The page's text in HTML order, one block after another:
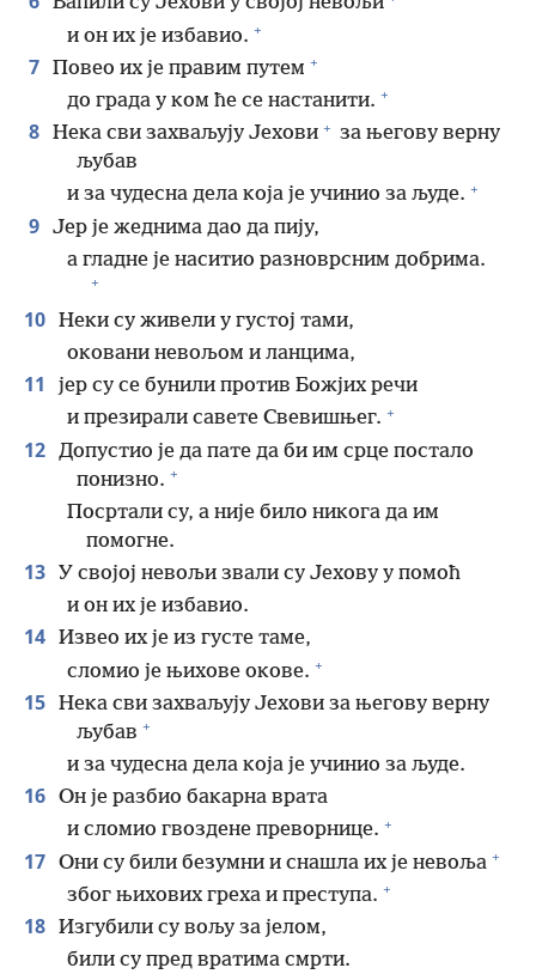
и он их је избавио. +
7 Повео их је правим путем +
до града у ком ће се настанити. +
8 Нека сви захваљују Јехови + за његову верну
љубав
и за чудесна дела која је учинио за људе. +
9 Јер је жеднима дао да пију,
а гладне је наситио разноврсним добрима.
+
10 Неки су живели у густој тами,
оковани невољом и ланцима,
11
јер су се бунили против Божјих речи
и презирали савете Свевишњег. +
12 Допустио је да пате да би им срце постало
понизно. +
Посртали су, а није било никога да им
помогне.
13 У својој невољи звали су Јехову у помоћ
и он их је избавио.
14 Извео их је из густе таме,
сломио је њихове окове. +
15 Нека сви захваљују Јехови за његову верну
љубав +
и за чудесна дела која је учинио за људе.
16 Он је разбио бакарна врата
и сломио гвоздене преворнице. +
17 Они су били безумни и снашла их је невоља +
због њихових греха и преступа. +
18 Изгубили су вољу за јелом,
били су пред вратима смрти.